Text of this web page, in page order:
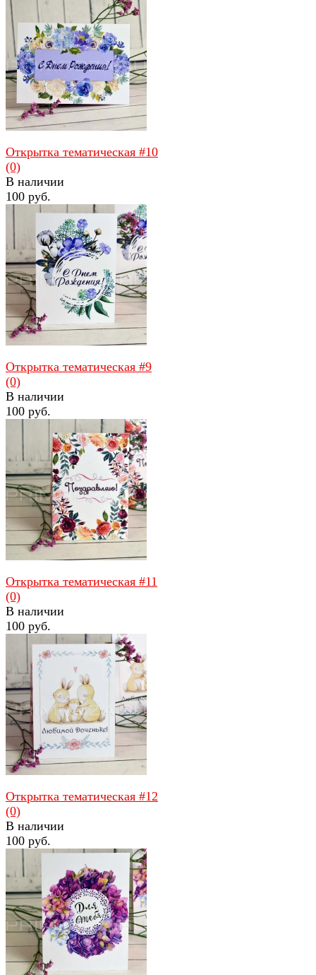
избранное сравнить
избранное сравнить
Открытка тематическая #10
(0)
В наличии
100 руб.
избранное сравнить
Открытка тематическая #9
(0)
В наличии
100 руб.
избранное сравнить
Открытка тематическая #11
(0)
В наличии
100 руб.
избранное сравнить
Открытка тематическая #12
(0)
В наличии
100 руб.